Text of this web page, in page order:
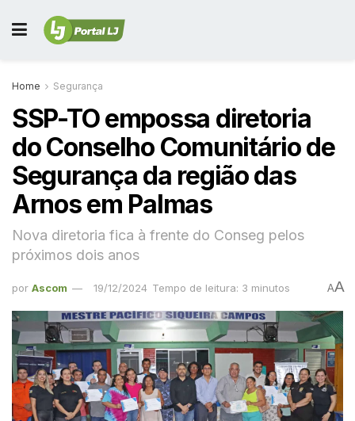
Home Segurança
SSP-TO empossa diretoria
do Conselho Comunitário de
Segurança da região das
Arnos em Palmas
Nova diretoria fica à frente do Conseg pelos
próximos dois anos
por Ascom 19/12/2024 Tempo de leitura: 3 minutos AA